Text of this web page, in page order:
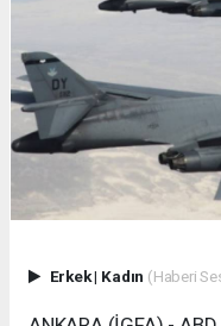
Erkek| Kadın (Haberi